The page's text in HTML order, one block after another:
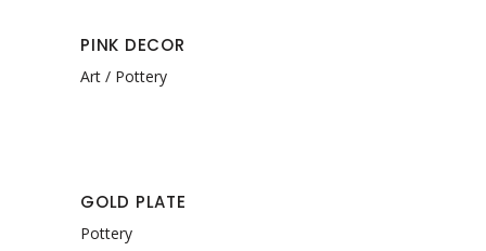
PINK DECOR
Art Pottery
GOLD PLATE
Pottery